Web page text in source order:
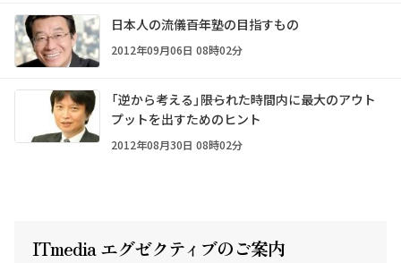
日本人の流儀――百年塾の目指すもの
2012年09月06日 08時02分
「逆から考える」――限られた時間内に最大のアウト
プットを出すためのヒント
2012年08月30日 08時02分
ITmedia エグゼクティ ブのご案内